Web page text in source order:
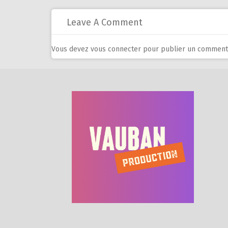
Leave A Comment
Vous devez vous connecter pour publier un